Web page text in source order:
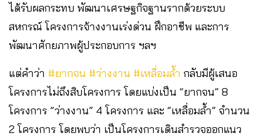
ได้รับผลกระทบ พัฒนาเศรษฐกิจฐานรากด้วยระบบ
สหกรณ์ โครงการจ้างงานเร่งด่วน ฝึกอาชีพ และการ
พัฒนาศักยภาพผู้ประกอบการ ฯลฯ
แต่คำว่า #ยากจน #ว่างงาน #เหลื่อมล้ำ กลับมีผู้เสนอ
โครงการไม่ถึงสิบโครงการ โดยแบ่งเป็น “ยากจน” 8
โครงการ “ว่างงาน” 4 โครงการ และ “เหลื่อมล้ำ” จำนวน
2 โครงการ โดยพบว่า เป็นโครงการเดินสำรวจออกแนว